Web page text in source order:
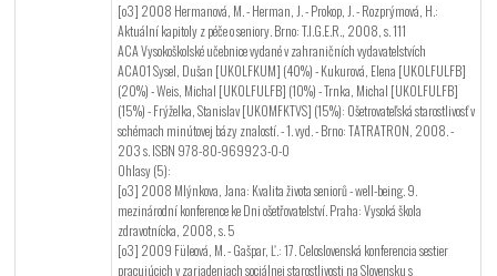
[o3] 2008 Hermanová, M. - Herman, J. - Prokop, J. - Rozprýmová, H.:
Aktuální kapitoly z péče o seniory. Brno: T.I.G.E.R., 2008, s. 111
ACA Vysokoškolské učebnice vydané v zahraničních vydavatelstvích
ACA01 Sysel, Dušan [UKOLFKUM] (40%) - Kukurová, Elena [UKOLFULFB]
(20%) - Weis, Michal [UKOLFULFB] (10%) - Trnka, Michal [UKOLFULFB]
(15%) - Frýželka, Stanislav [UKOMFKTVS] (15%): Ošetrovateľská starostlivosť v
schémach minútovej bázy znalostí. - 1. vyd. - Brno: TATRATRON, 2008. -
203 s. ISBN 978-80-969923-0-0
Ohlasy (5):
[o3] 2008 Mlýnkova, Jana: Kvalita života seniorů - well-being. 9.
mezinárodní konference ke Dni ošetřovatelství. Praha: Vysoká škola
zdravotnícka, 2008, s. 5
[o3] 2009 Füleová, M. - Gašpar, Ľ.: 17. Celoslovenská konferencia sestier
pracujúcich v zariadeniach sociálnej starostlivosti na Slovensku s